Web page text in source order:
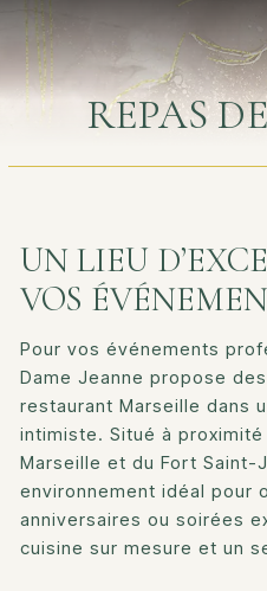
REPAS
UN LIEU
VOS
Pour vos événements
Dame Jeanne propose
restaurant Marseille dans
intimiste. Situé à
Marseille et du Fort Saint-
environnement idéal pour
anniversaires ou soirées
cuisine sur mesure et un